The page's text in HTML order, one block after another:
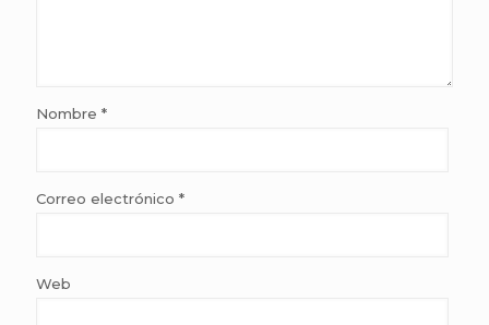
Nombre *
Correo electrónico *
Web